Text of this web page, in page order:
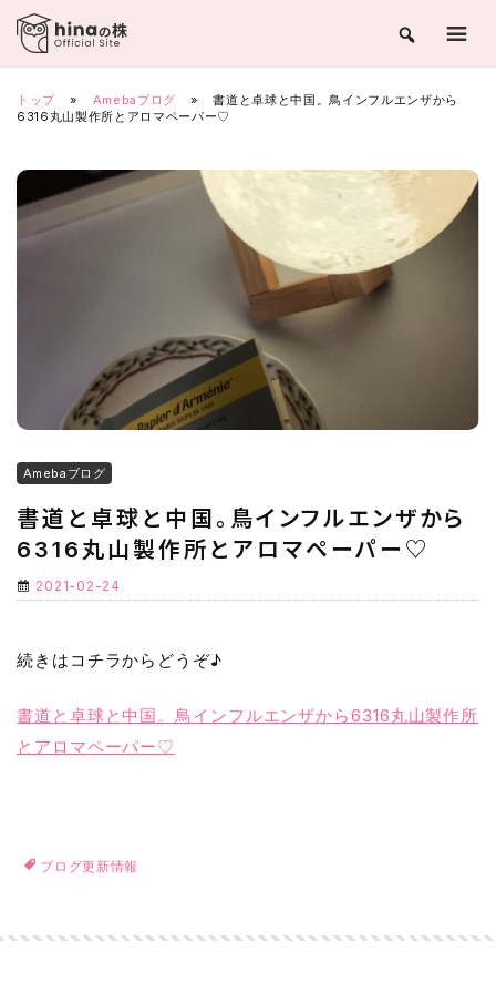
Skip
content
トップ » Amebaブログ »
書道と卓球と中国。鳥インフルエンザから
6316丸山製作所とアロマペーパー♡
Amebaブログ
書道と卓球と中国。鳥インフルエンザから
6316丸山製作所とアロマペーパー♡
2021-02-24
続きはコチラからどうぞ♪
書道と卓球と中国。鳥インフルエンザから6316丸山製作所
とアロマペーパー♡
ブログ更新情報